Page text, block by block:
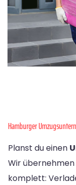
Hamburger
Planst du einen
Wir
komplett: